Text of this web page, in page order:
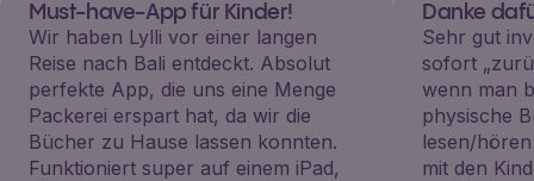
Must-have-App für Kinder!
Wir haben Lylli vor einer langen
Reise nach Bali entdeckt. Absolut
perfekte App, die uns eine Menge
Packerei erspart hat, da wir die
Bücher zu Hause lassen konnten.
Funktioniert super auf einem iPad,
Danke
Sehr gut
sofort
wenn man
physische
lesen/
mit den